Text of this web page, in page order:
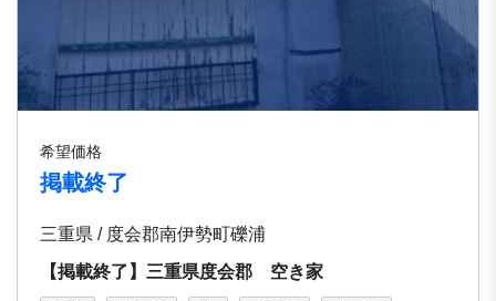
希望価格
掲載終了
三重県 / 度会郡南伊勢町礫浦
【掲載終了】三重県度会郡 空き家